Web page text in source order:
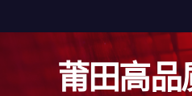
至
莆田高品